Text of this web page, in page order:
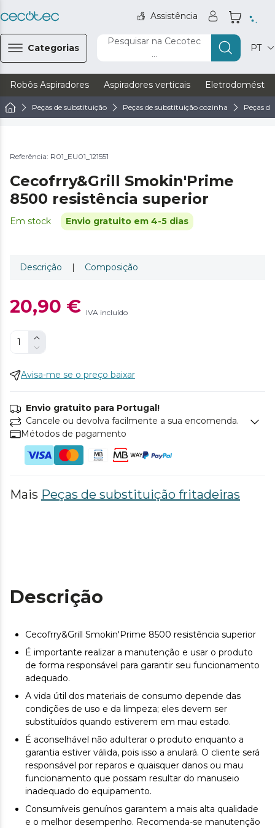
Assistência
Categorias
Pesquisar na Cecotec
...
PT
Robôs Aspiradores Aspiradores verticais
Peças de substituição Peças de substituição cozinha Peças
Referência: R01_EU01_121551
Cecofrry&Grill Smokin'Prime
8500 resistência superior
Em stock Envio gratuito em 4-5 dias
Descrição | Composição
20,90 € IVA incluído
Avisa-me se o preço baixar
Envio gratuito para Portugal!
Cancele ou devolva facilmente a sua encomenda.
Métodos de pagamento
Mais Peças de substituição fritadeiras
Descrição
Cecofrry&Grill Smokin'Prime 8500 resistência superior
É importante realizar a manutenção e usar o produto
de forma responsável para garantir seu funcionamento
adequado.
A vida útil dos materiais de consumo depende das
condições de uso e da limpeza; eles devem ser
substituídos quando estiverem em mau estado.
É aconselhável não adulterar o produto enquanto a
garantia estiver válida, pois isso a anulará. O cliente será
responsável por reparos e quaisquer danos ou mau
funcionamento que possam resultar do manuseio
inadequado do equipamento.
Consumíveis genuínos garantem a mais alta qualidade
e o melhor desempenho. Recomenda-se manutenção